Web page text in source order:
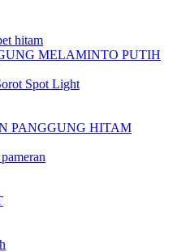
hitam
MELAMINTO PUTIH
Spot Light
PANGGUNG HITAM